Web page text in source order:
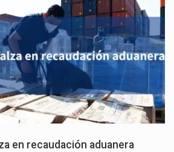
en recaudación aduanera